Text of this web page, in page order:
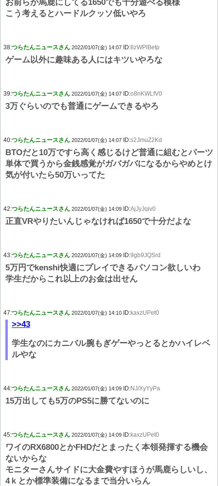
お前らが馬鹿にしてる1650でも十分遊べる模様
こう考えるとハードルクッソ低いやろ
38:つらたんニュースさん 2022/01/07(金) 14:07 ID:8zWPlBetp
ゲーム以外に趣味ある人にはキツいやろな
39:つらたんニュースさん 2022/01/07(金) 14:07 ID:o8nKWLfV0
3万ぐらいのでも普通にゲームできるやろ
40:つらたんニュースさん 2022/01/07(金) 14:07 ID:s2JmuZ2Kd
BTOだと10万ですら高く感じるけど普通に組むとパーツ
単体で買うから金銭感覚がガバガバになるからやめとけ
気が付いたら50万いってた
42:つらたんニュースさん 2022/01/07(金) 14:09 ID:AjJyJqiv0
正直VRやりたいんじゃなければ1650で十分だよな
43:つらたんニュースさん 2022/01/07(金) 14:09 ID:9gb9JQSrd
5万円でkenshi快適にプレイできるパソコン欲しいわ
学生だからこれ以上のお金は出せん
47:つらたんニュースさん 2022/01/07(金) 14:10 ID:kaxzUPet0
>>43
学生なのにカニバル腕もぎゲーやっとるとかハイレベ
ルやな
44:つらたんニュースさん 2022/01/07(金) 14:09 ID:NJ/XyYyPa
15万出しても5万のPS5に勝てないのに
45:つらたんニュースさん 2022/01/07(金) 14:09 ID:kaxzUPet0
ワイのRX6800とかFHDだとまったく本領発揮する機会
ないからな
モニターさんサイドに大金費やすほうが馬鹿らしいし、
4ｋとか標準装備になるまで当分いらん